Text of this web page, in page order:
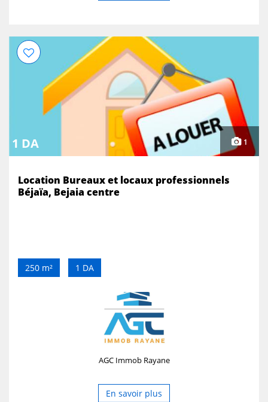
1 DA 1
Location Bureaux et locaux professionnels
Béjaïa, Bejaia centre
250 m² 1 DA
AGC Immob Rayane
En savoir plus